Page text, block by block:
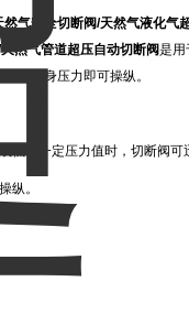
气安全切断阀/天然气液化
然气管道超压自动切断阀是用
网自身压力即可操纵。
于一定压力值时，切断阀可
纵。